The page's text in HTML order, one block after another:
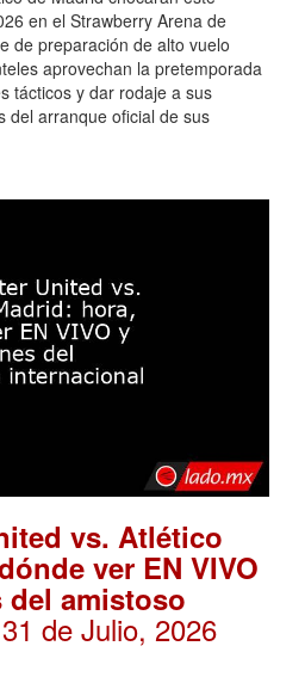
en el Strawberry Arena de
de preparación de alto vuelo
aprovechan la pretemporada
tácticos y dar rodaje a sus
del arranque oficial de sus
vs. Atlético
ver EN VIVO
del amistoso
de Julio, 2026